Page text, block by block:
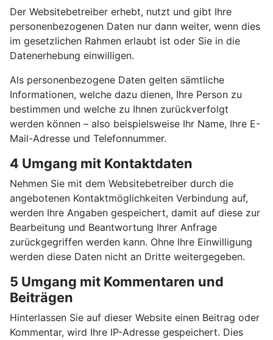
Der Websitebetreiber erhebt, nutzt und gibt Ihre
personenbezogenen Daten nur dann weiter, wenn dies
im gesetzlichen Rahmen erlaubt ist oder Sie in die
Datenerhebung einwilligen.
Als personenbezogene Daten gelten sämtliche
Informationen, welche dazu dienen, Ihre Person zu
bestimmen und welche zu Ihnen zurückverfolgt
werden können – also beispielsweise Ihr Name, Ihre E-
Mail-Adresse und Telefonnummer.
4 Umgang mit Kontaktdaten
Nehmen Sie mit dem Websitebetreiber durch die
angebotenen Kontaktmöglichkeiten Verbindung auf,
werden Ihre Angaben gespeichert, damit auf diese zur
Bearbeitung und Beantwortung Ihrer Anfrage
zurückgegriffen werden kann. Ohne Ihre Einwilligung
werden diese Daten nicht an Dritte weitergegeben.
5 Umgang mit Kommentaren und
Beiträgen
Hinterlassen Sie auf dieser Website einen Beitrag oder
Kommentar, wird Ihre IP-Adresse gespeichert. Dies